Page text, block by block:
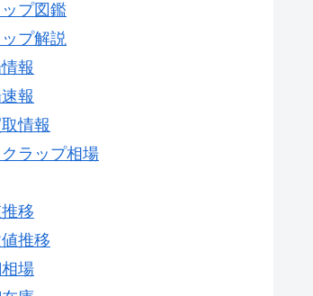
プ図鑑
プ解説
報
報
情報
ラップ相場
移
推移
場